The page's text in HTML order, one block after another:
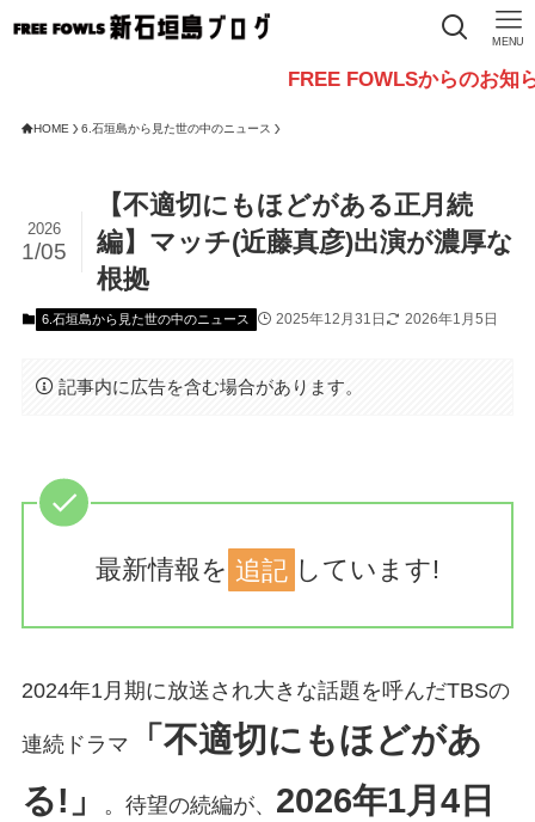
MENU
FREE FOWLSからのお知らせ
HOME 6.石垣島から見た世の中のニュース
【不適切にもほどがある正月続
編】マッチ(近藤真彦)出演が濃厚な
根拠
2026
1/05
6.石垣島から見た世の中のニュース 2025年12月31日 2026年1月5日
記事内に広告を含む場合があります。
最新情報を 追記 しています!
2024年1月期に放送され大きな話題を呼んだTBSの
連続ドラマ
「不適切にもほどがあ
る!」
。待望の続編が、 2026年1月4日